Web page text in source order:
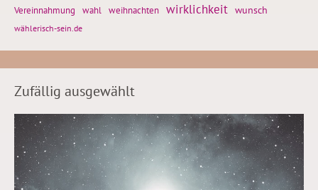
Vereinnahmung wahl weihnachten wirklichkeit wunsch
wählerisch-sein.de
Zufällig ausgewählt